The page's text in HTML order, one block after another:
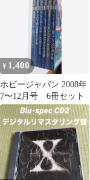
¥ 1,400
ホビージャパン 2008年
7〜12月号 6冊セット